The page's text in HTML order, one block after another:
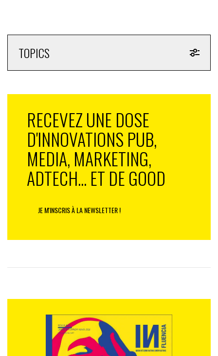
TOPICS
RECEVEZ UNE DOSE
D'INNOVATIONS PUB,
MEDIA, MARKETING,
ADTECH... ET DE GOOD
JE M'INSCRIS À LA NEWSLETTER !